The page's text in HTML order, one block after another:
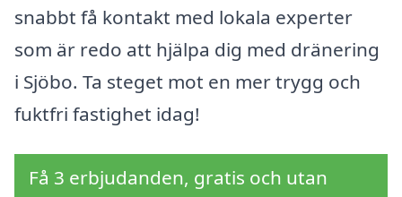
snabbt få kontakt med lokala experter
som är redo att hjälpa dig med dränering
i Sjöbo. Ta steget mot en mer trygg och
fuktfri fastighet idag!
Få 3 erbjudanden, gratis och utan